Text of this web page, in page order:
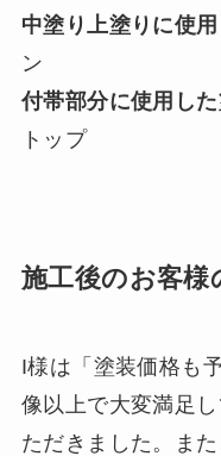
中塗り上塗りに使
ン
付帯部分に使用し
トップ
施工後のお客様
I様は「塗装価格も
像以上で大変満足
ただきました。ま